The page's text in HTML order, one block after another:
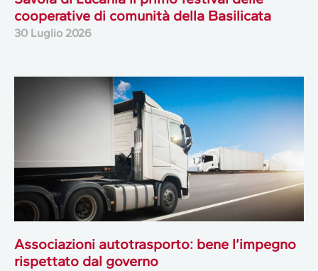
cooperative di comunità della Basilicata
30 Luglio 2026
Associazioni autotrasporto: bene l’impegno
rispettato dal governo